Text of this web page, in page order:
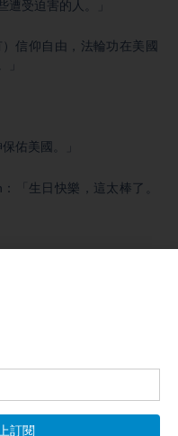
遭受迫害的人。」
信仰自由，法輪功在美國
」
佑美國。」
「生日快樂，這太棒了。
獨立250周年！
真奇加州杭廷頓海灘市報